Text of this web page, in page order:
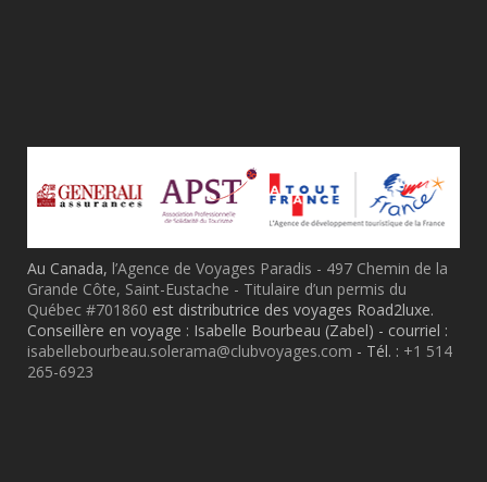
Au Canada, l’Agence de Voyages Paradis - 497 Chemin de la
Grande Côte, Saint-Eustache - Titulaire d’un permis du
Québec #701860 est distributrice des voyages Road2luxe.
Conseillère en voyage : Isabelle Bourbeau (Zabel) - courriel :
isabellebourbeau.solerama@clubvoyages.com - Tél. : +1 514
265-6923